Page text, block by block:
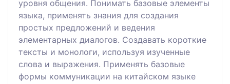
уровня общения. Понимать базовые элементы
языка, применять знания для создания
простых предложений и ведения
элементарных диалогов. Создавать короткие
тексты и монологи, используя изученные
слова и выражения. Применять базовые
формы коммуникации на китайском языке